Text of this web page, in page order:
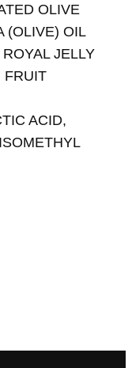
OLIVE
(OLIVE) OIL
JELLY
FRUIT
ACID,